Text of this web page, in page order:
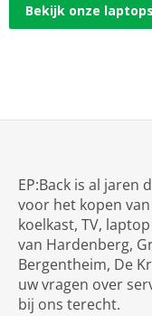
Bekijk onze laptops
EP:Back is al jaren
voor het kopen
koelkast, TV,
van Hardenberg,
Bergentheim, De
uw vragen over
bij ons terecht.